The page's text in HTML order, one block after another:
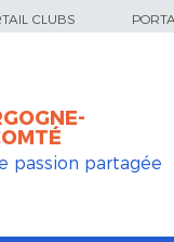
CLUBS
passion partagée